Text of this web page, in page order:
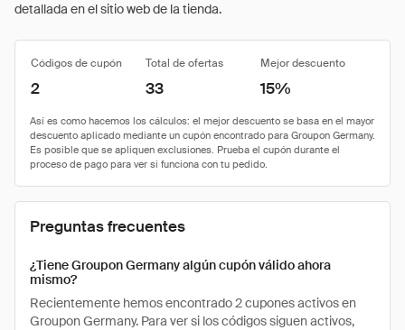
detallada en el sitio web de la tienda.
Códigos de cupón Total de ofertas Mejor descuento
2 33 15%
Preguntas frecuentes
¿Tiene Groupon Germany algún cupón válido ahora
mismo?
Recientemente hemos encontrado 2 cupones activos en
Groupon Germany. Para ver si los códigos siguen activos,